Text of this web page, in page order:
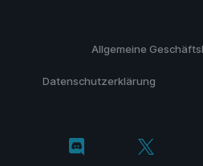
Allgemeine
Datenschutzerklärung